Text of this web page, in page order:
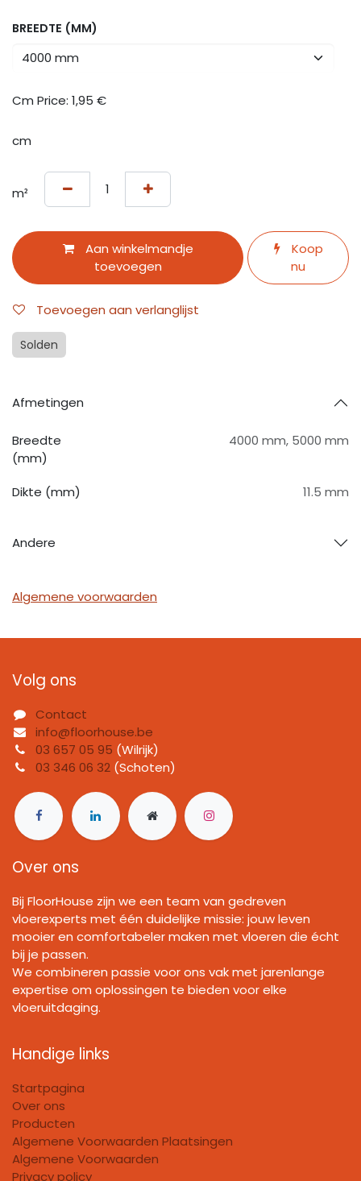
BREEDTE (MM)
Cm Price: 1,95 €
cm
m²
Aan winkelmandje
toevoegen
Koop
nu
Toevoegen aan verlanglijst
Solden
Afmetingen
Breedte
(mm)
4000 mm, 5000 mm
Dikte (mm) 11.5 mm
Andere
Algemene voorwaarden
Volg ons
Contact
info@floorhouse.be
03 657 05 95 (Wilrijk)
03 346 06 32 (Schoten)
Over ons
Bij FloorHouse zijn we een team van gedreven
vloerexperts met één duidelijke missie: jouw leven
mooier en comfortabeler maken met vloeren die écht
bij je passen.
We combineren passie voor ons vak met jarenlange
expertise om oplossingen te bieden voor elke
vloeruitdaging.
Handige links
Startpagina
Over ons
Producten
Algemene Voorwaarden Plaatsingen
Algemene Voorwaarden
Privacy policy